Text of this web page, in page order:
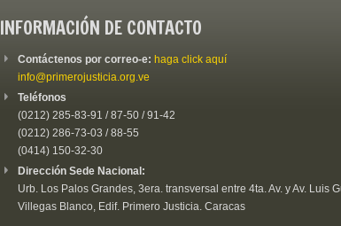
INFORMACIÓN DE CONTACTO
Contáctenos por correo-e: haga click aquí
info@primerojusticia.org.ve
Teléfonos
(0212) 285-83-91 / 87-50 / 91-42
(0212) 286-73-03 / 88-55
(0414) 150-32-30
Dirección Sede Nacional:
Urb. Los Palos Grandes, 3era. transversal entre 4ta. Av. y Av. Luis
Villegas Blanco, Edif. Primero Justicia. Caracas